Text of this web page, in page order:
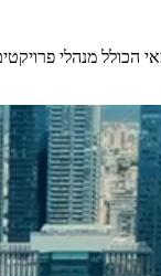
הכולל מנהלי